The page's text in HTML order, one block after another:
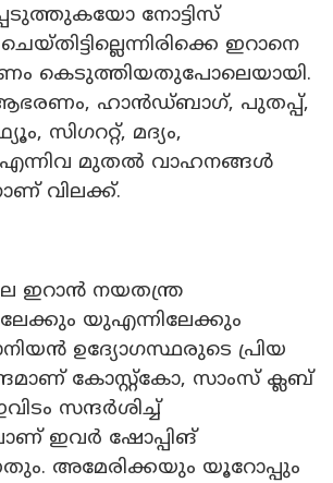
നോട്ടിസ്
ഇറാനെ
കെടുത്തിയതുപോലെയായി.
ആഭരണം, ഹാൻഡ്ബാഗ്, പുതപ്പ്,
സിഗററ്റ്, മദ്യം,
മുതൽ വാഹനങ്ങൾ
വിലക്ക്.
ഇറാൻ നയതന്ത്ര
യുഎന്നിലേക്കും
ഉദ്യോഗസ്ഥരുടെ പ്രിയ
കോസ്റ്റ്കോ, സാംസ് ക്ലബ്
സന്ദർശിച്ച്
ഇവർ ഷോപ്പിങ്
അമേരിക്കയും യൂറോപ്പും